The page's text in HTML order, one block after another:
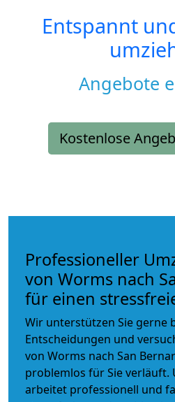
Entspannt
Angebote
Kostenlose
Professioneller
von Worms nach
für einen
Wir unterstützen Sie gerne
Entscheidungen und
von Worms nach San
problemlos für Sie verläuft.
arbeitet professionell und